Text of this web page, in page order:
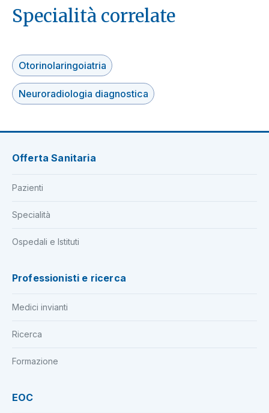
Specialità correlate
Otorinolaringoiatria
Neuroradiologia diagnostica
Offerta Sanitaria
Pazienti
Specialità
Ospedali e Istituti
Professionisti e ricerca
Medici invianti
Ricerca
Formazione
EOC